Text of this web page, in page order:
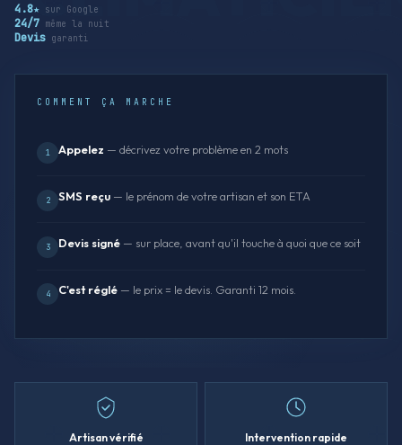
4.8★ sur Google
24/7 même la nuit
Devis garanti
COMMENT ÇA MARCHE
1 Appelez — décrivez votre problème en 2 mots
2 SMS reçu — le prénom de votre artisan et son ETA
3 Devis signé — sur place, avant qu'il touche à quoi que ce soit
4 C'est réglé — le prix = le devis. Garanti 12 mois.
Artisan vérifié Intervention rapide